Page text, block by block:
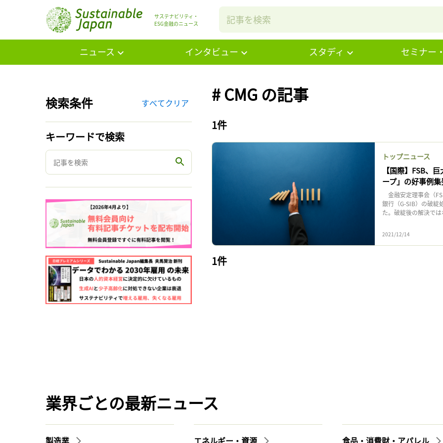
サステナビリティ・
ESG金融のニュース
ニュース インタビュー スタディ セミナー
検索条件 すべてクリア
キーワードで検索
# CMG の記事
1件
トップニュース
【国際】FSB、
ープ」の好事例
金融安定理事会（
銀行（G-SIB）の破綻
た。破綻後の解決で
2021/12/14
1件
業界ごとの最新ニュース